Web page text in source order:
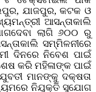
ଯାଜପୁର, କଟକ ଓ
ଆସନ୍ତାକାଲି
ଲାଗି ୬୦୦ ରୁ
ସମ୍ମିଳନୀରେ
ଦିନରେ ନିବେଶ ପାଇଁ
କରି ମହିଳାଙ୍କ ପାଇଁ
ମାନଙ୍କୁ ଦକ୍ଷତା
ନିଯୁକ୍ତି ସୁଯୋଗ